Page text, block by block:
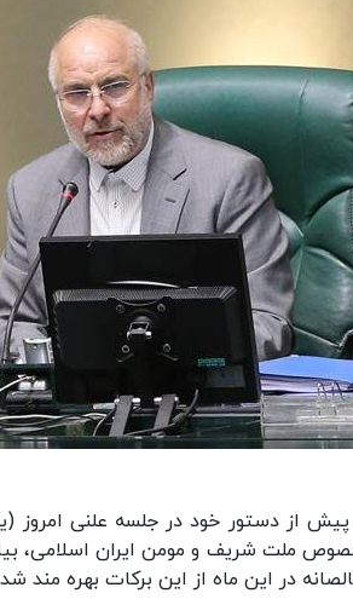
پیش از دستور خود در جلسه علنی
ملت شریف و مومن ایران اسلامی،
در این ماه از این برکات بهره مند